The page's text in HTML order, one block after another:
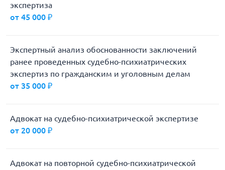
экспертиза
от 45 000 ₽
Экспертный анализ обоснованности заключений
ранее проведенных судебно-психиатрических
экспертиз по гражданским и уголовным делам
от 35 000 ₽
Адвокат на судебно-психиатрической экспертизе
от 20 000 ₽
Адвокат на повторной судебно-психиатрической